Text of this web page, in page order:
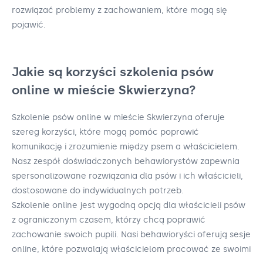
rozwiązać problemy z zachowaniem, które mogą się
pojawić.
Jakie są korzyści szkolenia psów
online w mieście Skwierzyna?
Szkolenie psów online w mieście Skwierzyna oferuje
szereg korzyści, które mogą pomóc poprawić
komunikację i zrozumienie między psem a właścicielem.
Nasz zespół doświadczonych behawiorystów zapewnia
spersonalizowane rozwiązania dla psów i ich właścicieli,
dostosowane do indywidualnych potrzeb.
Szkolenie online jest wygodną opcją dla właścicieli psów
z ograniczonym czasem, którzy chcą poprawić
zachowanie swoich pupili. Nasi behawioryści oferują sesje
online, które pozwalają właścicielom pracować ze swoimi